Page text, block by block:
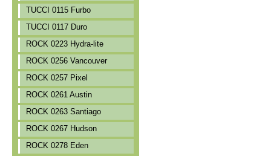
TUCCI 0115 Furbo
TUCCI 0117 Duro
ROCK 0223 Hydra-lite
ROCK 0256 Vancouver
ROCK 0257 Pixel
ROCK 0261 Austin
ROCK 0263 Santiago
ROCK 0267 Hudson
ROCK 0278 Eden